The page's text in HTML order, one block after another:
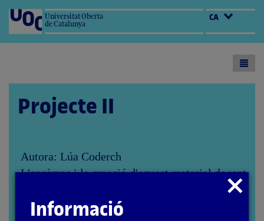
Universitat Oberta
de Catalunya
CA
Projecte II
Autora: Lúa Coderch
L'encàrrec i la creació d'aquest material docent
han estat coordinats per les professores: Aida
Sánchez de Serdio Martín i María Iñigo Clavo
Tancar
modal
Informació